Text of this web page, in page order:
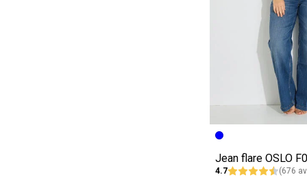
Image précédente
Image suivante
Jean flare OSLO
4.7 (676